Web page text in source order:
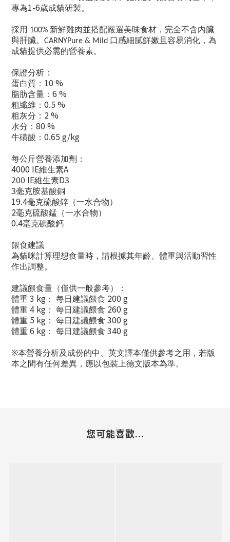
專為1-6歲成貓研製。
採用 100% 新鮮雞肉並搭配嚴選美味食材，完全不含內臟
與肝臟。 CARNYPure & Mild 口感細膩鮮嫩且容易消化，為
成貓提供必需的營養素。
保證分析：
蛋白質： 10 %
脂肪含量： 6 %
粗纖維： 0.5 %
粗灰分： 2 %
水分： 80 %
牛磺酸： 0.65 g/kg
每公斤營養添加劑：
4000 IE維生素A
200 IE維生素D3
3毫克胺基酸銅
19.4毫克硫酸鋅（一水合物）
2毫克硫酸錳（一水合物）
0.4毫克碘酸鈣
餵食建議
為貓咪計算理想食量時，請根據其年齡、體重與活動習性
作出調整。
建議餵食量（僅供一般參考）：
體重 3 kg ： 每日建議餵食 200 g
體重 4 kg ： 每日建議餵食 260 g
體重 5 kg ： 每日建議餵食 300 g
體重 6 kg ： 每日建議餵食 340 g
※本營養分析及成份的中、英文譯本僅供參考之用，若版
本之間有任何差異，應以包裝上德文版本為準。
您可能喜歡...